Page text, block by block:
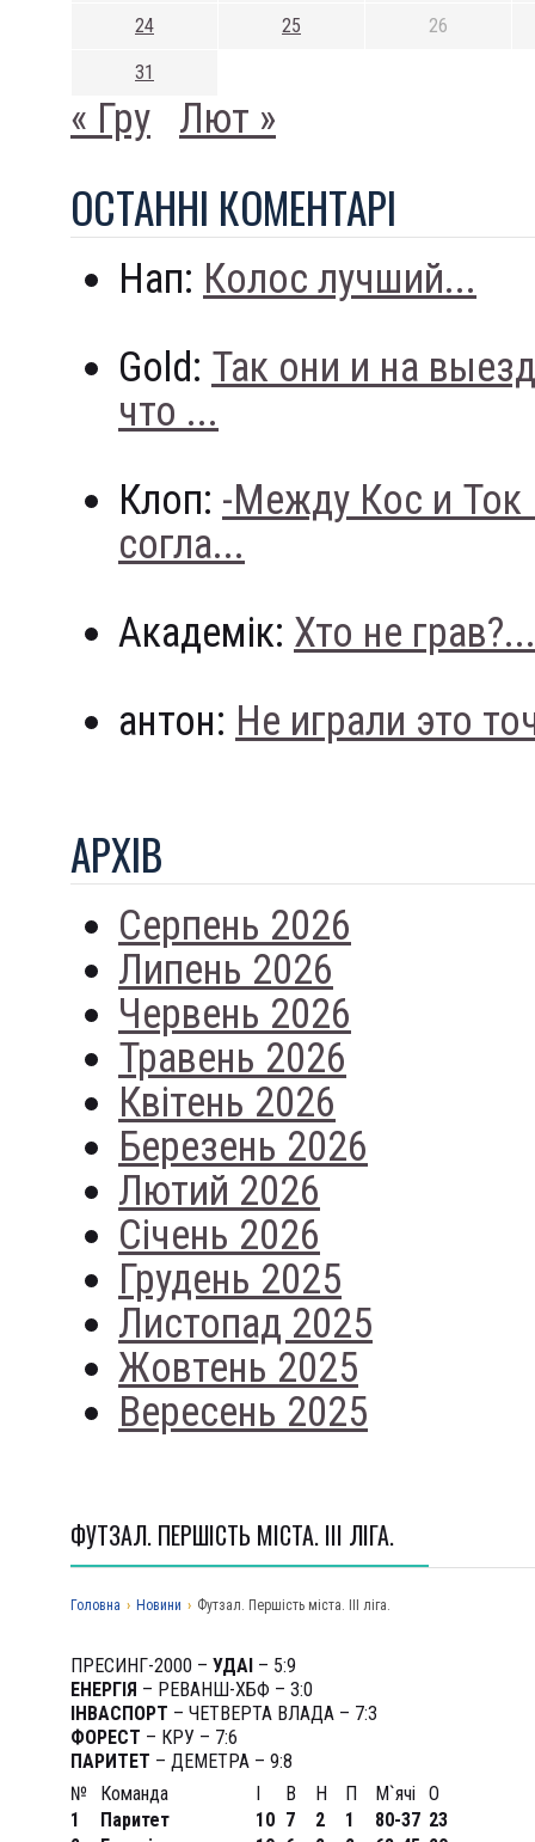
24 25 26
31
« Гру Лют »
ОСТАННI КОМЕНТАРI
Нап: Колос лучший...
Gold: Так они и на
что ...
Клоп: -Между Кос и
согла...
Академік: Хто не грав?...
антон: Не играли это
АРХIВ
Серпень 2026
Липень 2026
Червень 2026
Травень 2026
Квітень 2026
Березень 2026
Лютий 2026
Січень 2026
Грудень 2025
Листопад 2025
Жовтень 2025
Вересень 2025
ФУТЗАЛ. ПЕРШІСТЬ МІСТА. ІІІ ЛІГА.
Головна › Новини › Футзал. Першість міста. ІІІ ліга.
ПРЕСИНГ-2000 – УДАІ – 5:9
ЕНЕРГІЯ – РЕВАНШ-ХБФ – 3:0
ІНВАСПОРТ – ЧЕТВЕРТА ВЛАДА – 7:3
ФОРЕСТ – КРУ – 7:6
ПАРИТЕТ – ДЕМЕТРА – 9:8
№
Команда І В Н П М`ячі О
1
Паритет 10 7 2 1 80-37 23